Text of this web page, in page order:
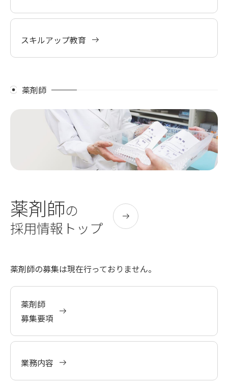
スキルアップ教育
薬剤師
薬剤師の
採用情報トップ
薬剤師の募集は現在行っておりません。
薬剤師
募集要項
業務内容